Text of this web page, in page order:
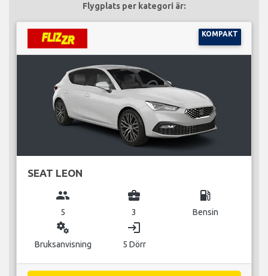
Flygplats per kategori är:
KOMPAKT
SEAT LEON
group
5
business_center
3
local_gas_station
Bensin
miscellaneous_services
Bruksanvisning
login
5 Dörr